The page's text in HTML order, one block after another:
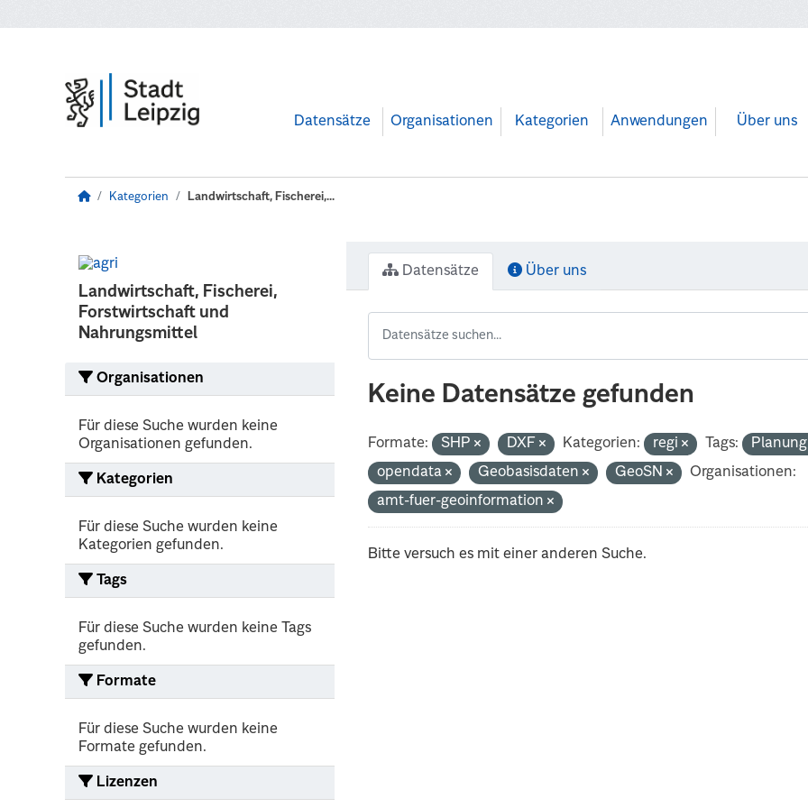
Datensätze Organisationen Kategorien Anwendungen Über uns
Kategorien Landwirtschaft, Fischerei,...
Landwirtschaft, Fischerei,
Forstwirtschaft und
Nahrungsmittel
Organisationen
Für diese Suche wurden keine
Organisationen gefunden.
Kategorien
Für diese Suche wurden keine
Kategorien gefunden.
Tags
Für diese Suche wurden keine Tags
gefunden.
Formate
Für diese Suche wurden keine
Formate gefunden.
Lizenzen
Datensätze Über uns
Keine Datensätze gefunden
Formate: SHP DXF Kategorien: regi Tags:
opendata
Geobasisdaten GeoSN
Organisationen:
amt-fuer-geoinformation
Bitte versuch es mit einer anderen Suche.